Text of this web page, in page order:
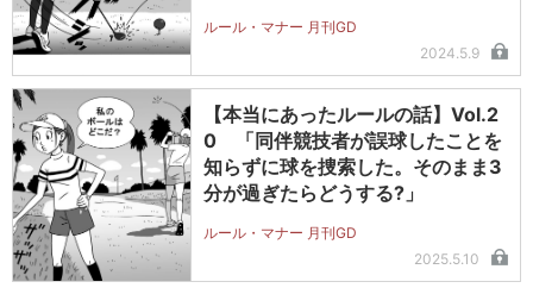
ルール・マナー 月刊GD
2024.5.9
【本当にあったルールの話】Vol.2
0 「同伴競技者が誤球したことを
知らずに球を捜索した。そのまま3
分が過ぎたらどうする?」
ルール・マナー 月刊GD
2025.5.10